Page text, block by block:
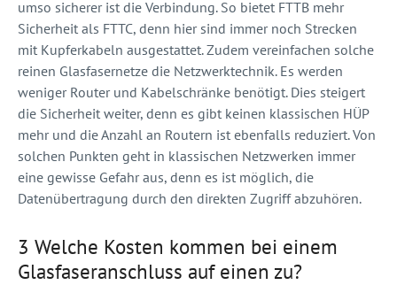
umso sicherer ist die Verbindung. So bietet FTTB mehr
Sicherheit als FTTC, denn hier sind immer noch Strecken
mit Kupferkabeln ausgestattet. Zudem vereinfachen solche
reinen Glasfasernetze die Netzwerktechnik. Es werden
weniger Router und Kabelschränke benötigt. Dies steigert
die Sicherheit weiter, denn es gibt keinen klassischen HÜP
mehr und die Anzahl an Routern ist ebenfalls reduziert. Von
solchen Punkten geht in klassischen Netzwerken immer
eine gewisse Gefahr aus, denn es ist möglich, die
Datenübertragung durch den direkten Zugriff abzuhören.
3 Welche Kosten kommen bei einem
Glasfaseranschluss auf einen zu?